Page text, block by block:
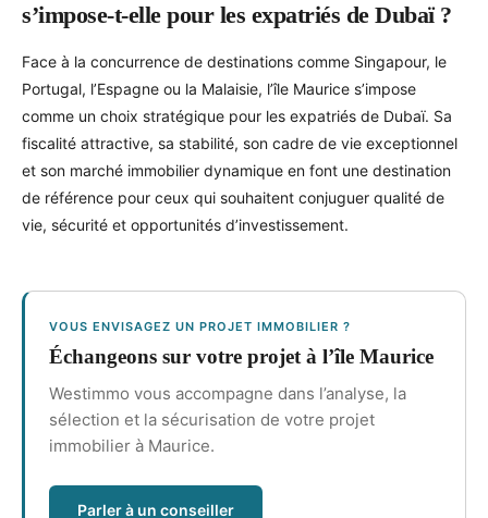
s’impose-t-elle pour les expatriés de Dubaï ?
Face à la concurrence de destinations comme Singapour, le
Portugal, l’Espagne ou la Malaisie, l’île Maurice s’impose
comme un choix stratégique pour les expatriés de Dubaï. Sa
fiscalité attractive, sa stabilité, son cadre de vie exceptionnel
et son marché immobilier dynamique en font une destination
de référence pour ceux qui souhaitent conjuguer qualité de
vie, sécurité et opportunités d’investissement.
VOUS ENVISAGEZ UN PROJET IMMOBILIER ?
Échangeons sur votre projet à l’île Maurice
Westimmo vous accompagne dans l’analyse, la
sélection et la sécurisation de votre projet
immobilier à Maurice.
Parler à un conseiller